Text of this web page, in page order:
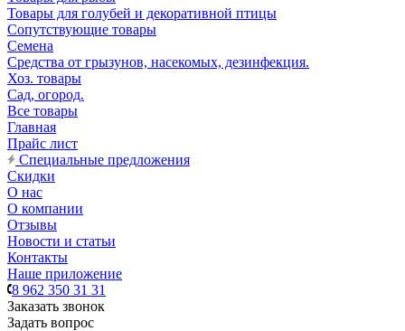
Товары для голубей и декоративной птицы
Сопутствующие товары
Семена
Средства от грызунов, насекомых, дезинфекция.
Хоз. товары
Сад, огород.
Все товары
Главная
Прайс лист
Специальные предложения
Скидки
О нас
О компании
Отзывы
Новости и статьи
Контакты
Наше приложение
8 962 350 31 31
Заказать звонок
Задать вопрос